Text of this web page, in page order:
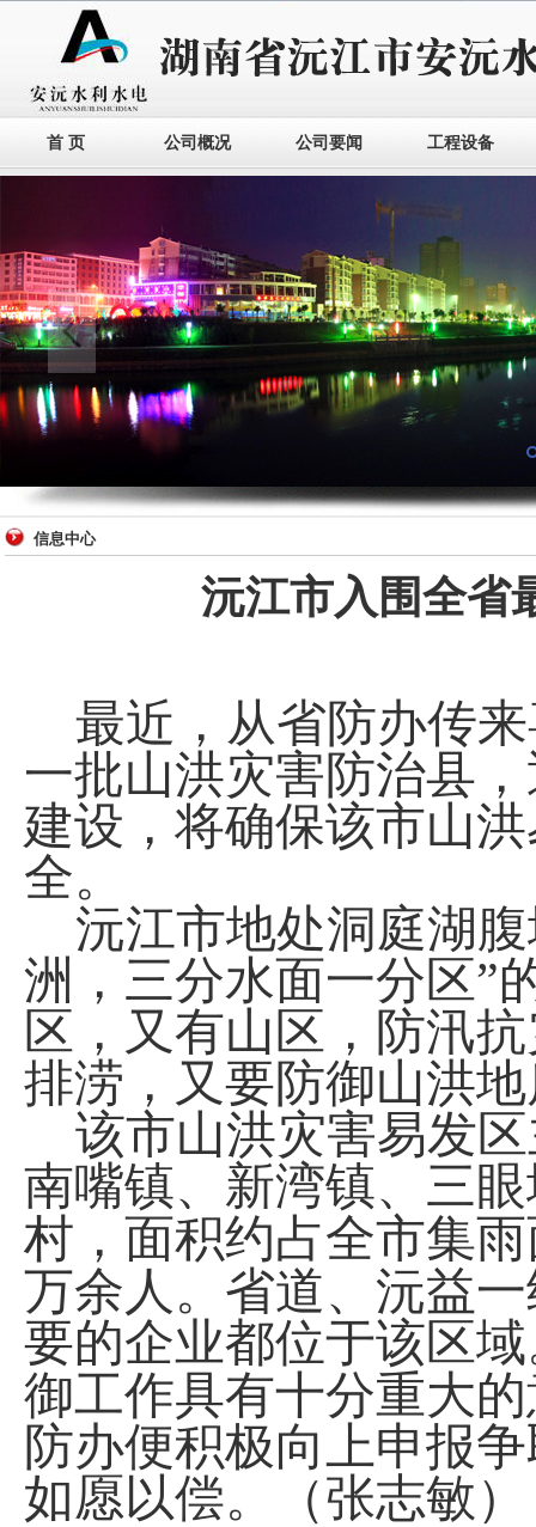
首 页 公司概况 公司要闻 工程设备
信息中心
沅江市入围全省
最近，从省防办传
一批山洪灾害防治县
建设，将确保该市山
全。
沅江市地处洞庭湖
洲，三分水面一分区”
区，又有山区，防汛
排涝，又要防御山洪
该市山洪灾害易发
南嘴镇、新湾镇、三
村，面积约占全市集
万余人。省道、沅益
要的企业都位于该区
御工作具有十分重大
防办便积极向上申报
如愿以偿。（张志敏）